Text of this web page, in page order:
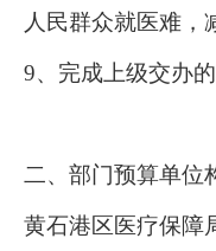
人民群众就医难，
9、完成上级交办的
二、部门预算单位
黄石港区医疗保障